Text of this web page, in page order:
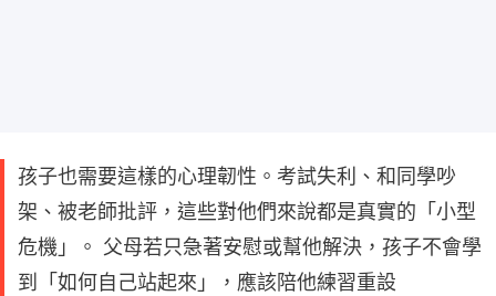
孩子也需要這樣的心理韌性。考試失利、和同學吵
架、被老師批評，這些對他們來說都是真實的「小型
危機」。 父母若只急著安慰或幫他解決，孩子不會學
到「如何自己站起來」，應該陪他練習重設